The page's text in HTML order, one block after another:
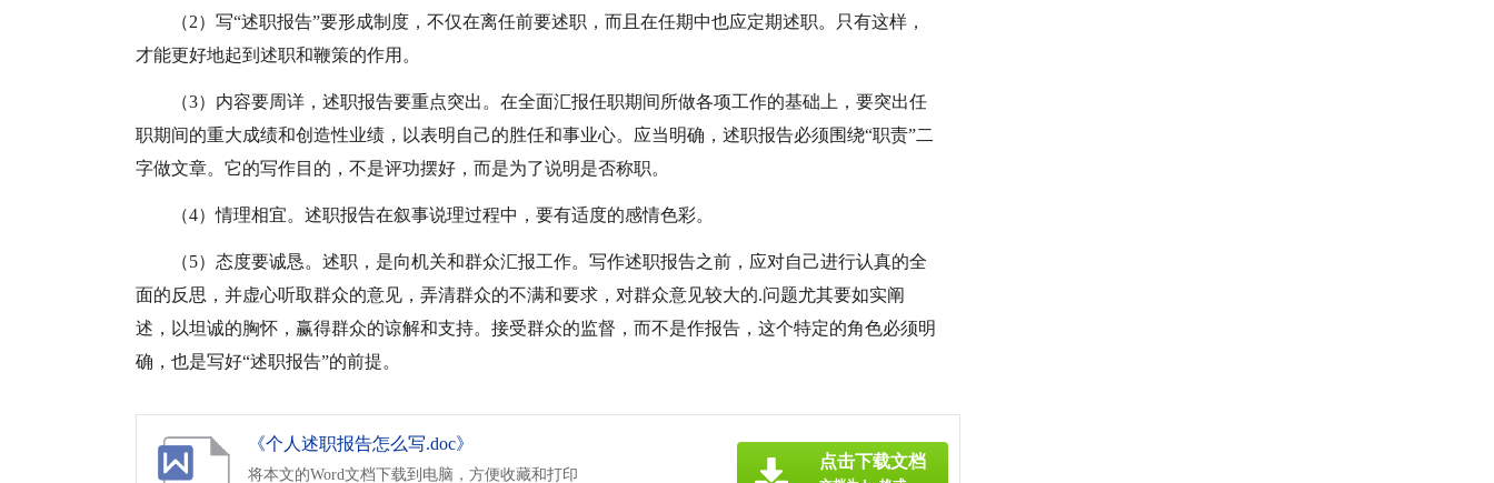
（2）写“述职报告”要形成制度，不仅在离任前要述职，而且在任期中也应定期述职。只有这样，
才能更好地起到述职和鞭策的作用。
（3）内容要周详，述职报告要重点突出。在全面汇报任职期间所做各项工作的基础上，要突出任
职期间的重大成绩和创造性业绩，以表明自己的胜任和事业心。应当明确，述职报告必须围绕“职责”二
字做文章。它的写作目的，不是评功摆好，而是为了说明是否称职。
（4）情理相宜。述职报告在叙事说理过程中，要有适度的感情色彩。
（5）态度要诚恳。述职，是向机关和群众汇报工作。写作述职报告之前，应对自己进行认真的全
面的反思，并虚心听取群众的意见，弄清群众的不满和要求，对群众意见较大的.问题尤其要如实阐
述，以坦诚的胸怀，赢得群众的谅解和支持。接受群众的监督，而不是作报告，这个特定的角色必须明
确，也是写好“述职报告”的前提。
《个人述职报告怎么写.doc》
将本文的Word文档下载到电脑，方便收藏和打印
点击下载文档